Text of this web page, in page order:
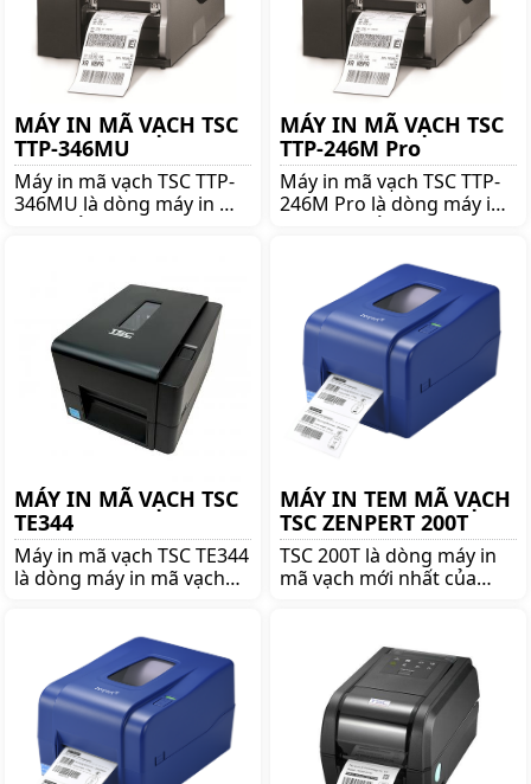
MÁY IN MÃ VẠCH TSC
TTP-346MU
Máy in mã vạch TSC TTP-
346MU là dòng máy in mã
shoppos.vn để nhận được
nhiều ưu đãi và giá tốt!!
MÁY IN MÃ VẠCH TSC
TTP-246M Pro
Máy in mã vạch TSC TTP-
246M Pro là dòng máy in
246M Pro lên ngay
shoppos.vn để nhận được
nhiều ưu đãi và giá tốt!!
MÁY IN MÃ VẠCH TSC
TE344
Máy in mã vạch TSC TE344
là dòng máy in mã vạch
ngay shoppos.vn để nhận
được nhiều ưu đãi và giá
tốt!!
MÁY IN TEM MÃ VẠCH
TSC ZENPERT 200T
TSC 200T là dòng máy in
mã vạch mới nhất của
nhận diện giấy thông
mình. Bảo hành tất cả phụ
kiện 12 tháng.